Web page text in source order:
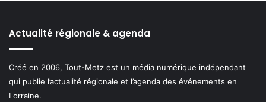
Actualité régionale & agenda
Créé en 2006, Tout-Metz est un média numérique indépendant
qui publie l’actualité régionale et l’agenda des événements en
Lorraine.